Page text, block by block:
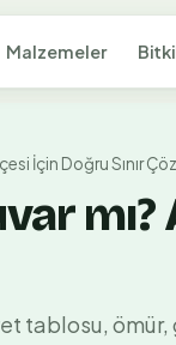
Malzemeler
İçin Doğru Sınır
tablosu,